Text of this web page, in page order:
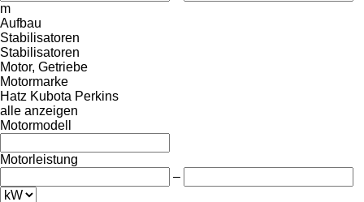
m
Aufbau
Stabilisatoren
Stabilisatoren
Motor, Getriebe
Motormarke
Hatz Kubota Perkins
alle anzeigen
Motormodell
Motorleistung
–